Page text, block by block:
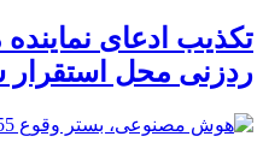
تکذیب ادعای
ردزنی محل استقرار